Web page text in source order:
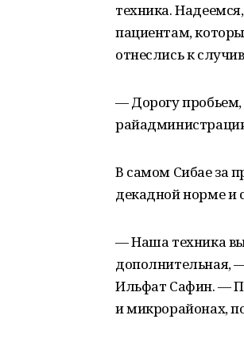
техника.
пациентам,
отнеслись к
— Дорогу пробьем,
В самом Сибае за
декадной норме и
— Наша техника
дополнительная,
Ильфат Сафин. —
и микрорайонах,